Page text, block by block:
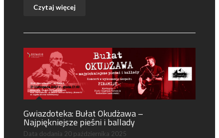
Czytaj więcej
Gwiazdoteka: Bułat Okudżawa –
Najpiękniejsze pieśni i ballady
Data dodania 20 października 2025